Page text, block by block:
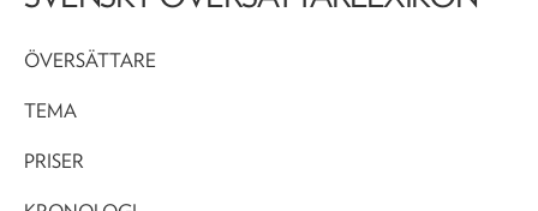
ÖVERSÄTTARE
TEMA
PRISER